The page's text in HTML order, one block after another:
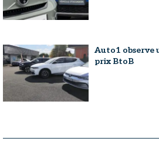
Auto1 observe
prix BtoB